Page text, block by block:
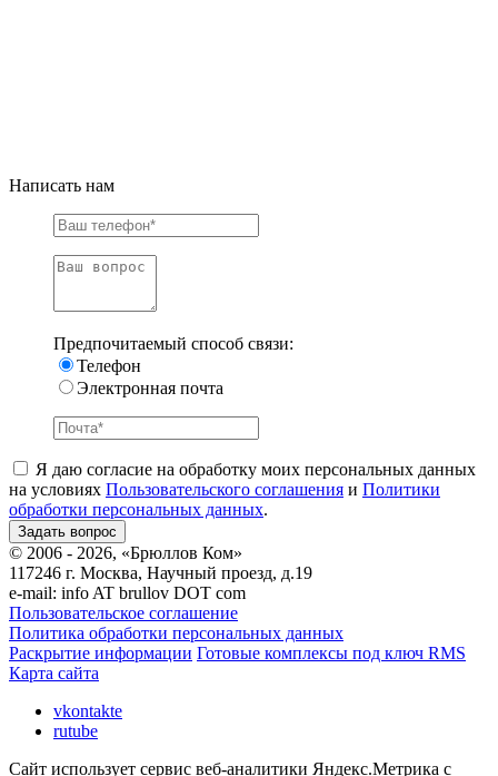
Написать нам
Предпочитаемый способ связи:
Телефон
Электронная почта
Я даю согласие на обработку моих персональных данных
на условиях Пользовательского соглашения и Политики
обработки персональных данных.
© 2006 - 2026, «Брюллов Ком»
117246 г. Москва, Научный проезд, д.19
e-mail: info AT brullov DOT com
Пользовательское соглашение
Политика обработки персональных данных
Раскрытие информации Готовые комплексы под ключ RMS
Карта сайта
vkontakte
rutube
Сайт использует сервис веб-аналитики Яндекс.Метрика с